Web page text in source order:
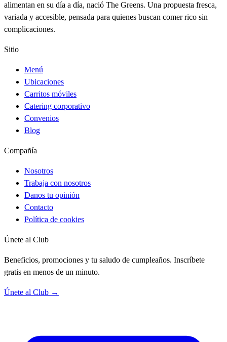
alimentan en su día a día, nació The Greens. Una propuesta fresca,
variada y accesible, pensada para quienes buscan comer rico sin
complicaciones.
Sitio
Menú
Ubicaciones
Carritos móviles
Catering corporativo
Convenios
Blog
Compañía
Nosotros
Trabaja con nosotros
Danos tu opinión
Contacto
Política de cookies
Únete al Club
Beneficios, promociones y tu saludo de cumpleaños. Inscríbete
gratis en menos de un minuto.
Únete al Club →